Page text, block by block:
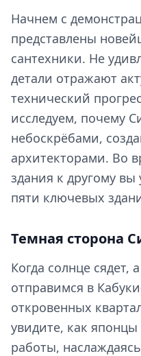
Начнем с
представлены
сантехники. Не
детали отражают
технический
исследуем, почему
небоскрёбами,
архитекторами. Во
здания к другому
пяти ключевых
Темная сторона
Когда солнце сядет,
отправимся в
откровенных
увидите, как
работы,